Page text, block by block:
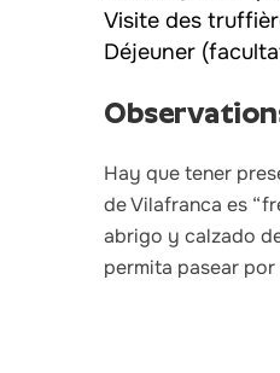
Visite des
Déjeuner
Hay que tener
de Vilafranca es
abrigo y calzado
permita pasear